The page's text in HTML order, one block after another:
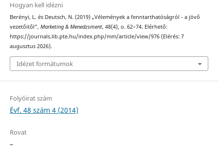
Hogyan kell idézni
Berényi, L. és Deutsch, N. (2019) „Vélemények a fenntarthatóságról - a jövő
vezetőitől”, Marketing & Menedzsment, 48(4), o. 62–74. Elérhető:
https://journals.lib.pte.hu/index.php/mm/article/view/976 (Elérés: 7
augusztus 2026).
Idézet formátumok
Folyóirat szám
Évf. 48 szám 4 (2014)
Rovat
–